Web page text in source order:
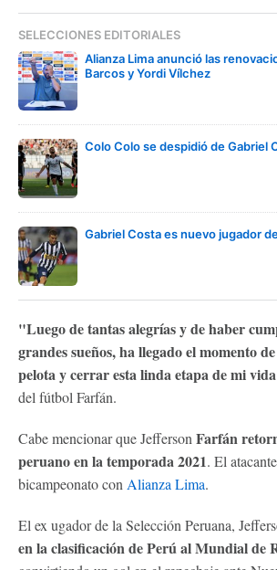
SELECCIONES EDITORIALES
Alianza Lima anunció las
Barcos y Yordi Vílchez
Colo Colo se despidió de Gabriel
Gabriel Costa es nuevo jugador
"Luego de tantas alegrías y de haber
grandes sueños, ha llegado el momento
pelota y cerrar esta linda etapa de mi
del fútbol Farfán.
Cabe mencionar que Jefferson Farfán
peruano en la temporada 2021. El
bicampeonato con Alianza Lima.
El ex ugador de la Selección Peruana,
en la clasificación de Perú al Mundial de